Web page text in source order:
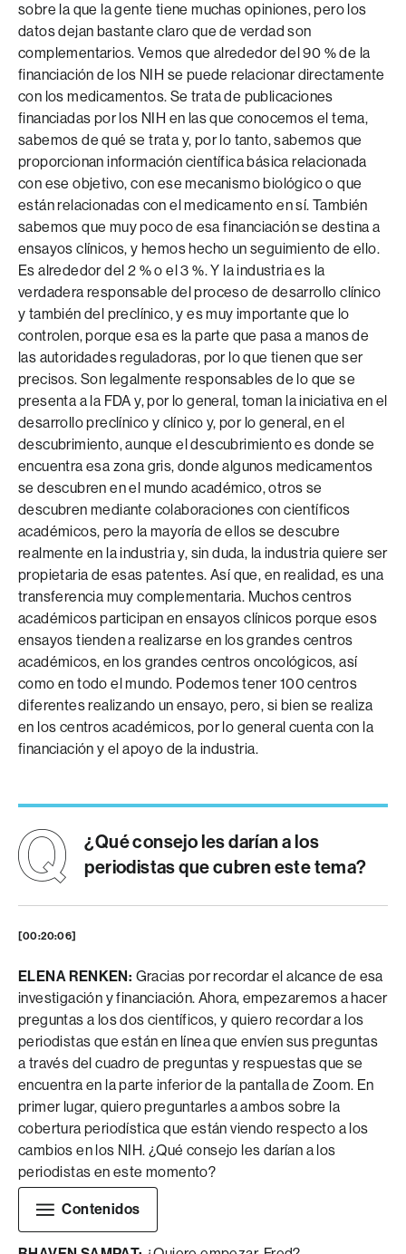
sobre la que la gente tiene muchas opiniones, pero los
datos dejan bastante claro que de verdad son
complementarios. Vemos que alrededor del 90 % de la
financiación de los NIH se puede relacionar directamente
con los medicamentos. Se trata de publicaciones
financiadas por los NIH en las que conocemos el tema,
sabemos de qué se trata y, por lo tanto, sabemos que
proporcionan información científica básica relacionada
con ese objetivo, con ese mecanismo biológico o que
están relacionadas con el medicamento en sí. También
sabemos que muy poco de esa financiación se destina a
ensayos clínicos, y hemos hecho un seguimiento de ello.
Es alrededor del 2 % o el 3 %. Y la industria es la
verdadera responsable del proceso de desarrollo clínico
y también del preclínico, y es muy importante que lo
controlen, porque esa es la parte que pasa a manos de
las autoridades reguladoras, por lo que tienen que ser
precisos. Son legalmente responsables de lo que se
presenta a la FDA y, por lo general, toman la iniciativa en el
desarrollo preclínico y clínico y, por lo general, en el
descubrimiento, aunque el descubrimiento es donde se
encuentra esa zona gris, donde algunos medicamentos
se descubren en el mundo académico, otros se
descubren mediante colaboraciones con científicos
académicos, pero la mayoría de ellos se descubre
realmente en la industria y, sin duda, la industria quiere ser
propietaria de esas patentes. Así que, en realidad, es una
transferencia muy complementaria. Muchos centros
académicos participan en ensayos clínicos porque esos
ensayos tienden a realizarse en los grandes centros
académicos, en los grandes centros oncológicos, así
como en todo el mundo. Podemos tener 100 centros
diferentes realizando un ensayo, pero, si bien se realiza
en los centros académicos, por lo general cuenta con la
financiación y el apoyo de la industria.
¿Qué consejo les darían a los
periodistas que cubren este tema?
[00:20:06]
ELENA RENKEN: Gracias por recordar el alcance de esa
investigación y financiación. Ahora, empezaremos a hacer
preguntas a los dos científicos, y quiero recordar a los
periodistas que están en línea que envíen sus preguntas
a través del cuadro de preguntas y respuestas que se
encuentra en la parte inferior de la pantalla de Zoom. En
primer lugar, quiero preguntarles a ambos sobre la
cobertura periodística que están viendo respecto a los
cambios en los NIH. ¿Qué consejo les darían a los
periodistas en este momento?
[00:20:34]Contenidos